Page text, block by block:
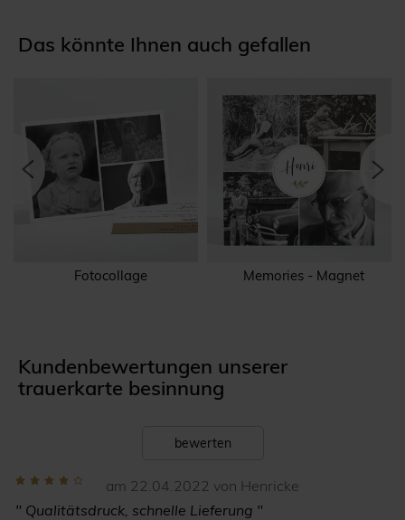
Das könnte Ihnen auch gefallen
Fotocollage Memories - Magnet
Kundenbewertungen unserer
trauerkarte besinnung
bewerten
am 22.04.2022 von Henricke
" Qualitätsdruck, schnelle Lieferung "